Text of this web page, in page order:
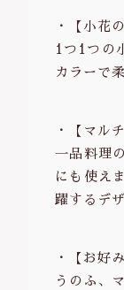
・【小花
1つ1つの
カラーで
・【マル
一品料理
にも使え
躍するデ
・【お好
うのふ、